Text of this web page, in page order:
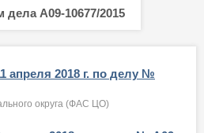
А09-10677/2015
апреля 2018 г. по делу №
округа (ФАС ЦО)